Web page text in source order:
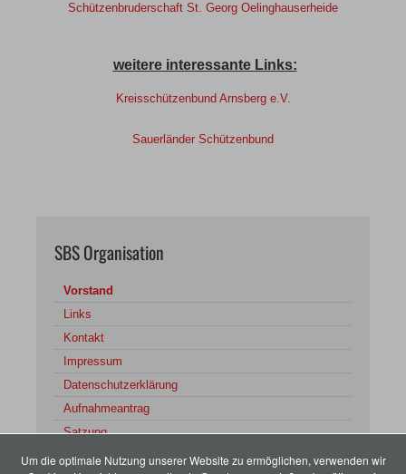
Schützenbruderschaft St. Georg Oelinghauserheide
weitere interessante Links:
Kreisschützenbund Arnsberg e.V.
Sauerländer Schützenbund
SBS Organisation
Vorstand
Links
Kontakt
Impressum
Datenschutzerklärung
Aufnahmeantrag
Satzung
Geschäftsordnung
Um die optimale Nutzung unserer Website zu ermöglichen, verwenden wir